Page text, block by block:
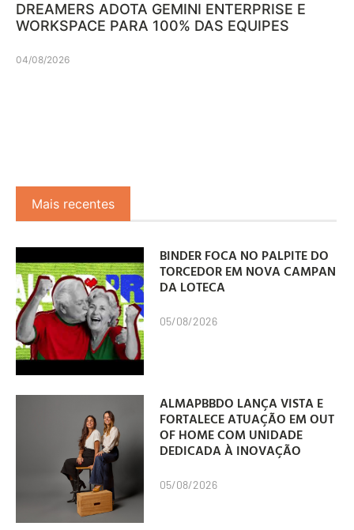
DREAMERS ADOTA GEMINI ENTERPRISE E
WORKSPACE PARA 100% DAS EQUIPES
04/08/2026
Mais recentes
BINDER FOCA NO PALPITE DO
TORCEDOR EM NOVA CAMPANHA
DA LOTECA
05/08/2026
ALMAPBBDO LANÇA VISTA E
FORTALECE ATUAÇÃO EM OUT
OF HOME COM UNIDADE
DEDICADA À INOVAÇÃO
05/08/2026